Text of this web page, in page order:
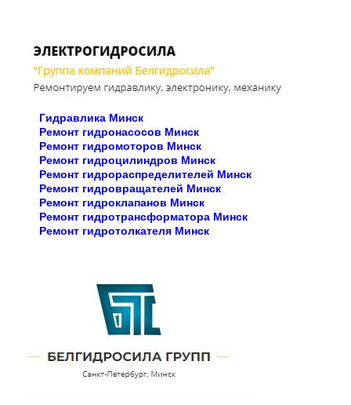
Гидравлика Минск
Ремонт гидронасосов Минск
Ремонт гидромоторов Минск
Ремонт гидроцилиндров Минск
Ремонт гидрораспределителей Минск
Ремонт гидровращателей Минск
Ремонт гидроклапанов Минск
Ремонт гидротрансформатора Минск
Ремонт гидротолкателя Минск